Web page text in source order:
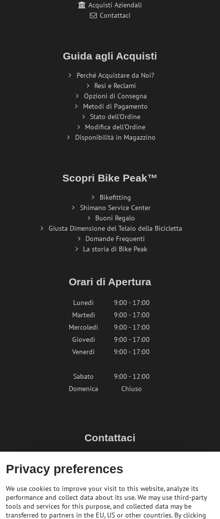
Acquisti Aziendali
Contattaci
Guida agli Acquisti
Perché Acquistare da Noi?
Resi e Reclami
Opzioni di Consegna
Metodi di Pagamento
Stato dell'Ordine
Modifica dell'Ordine
Disponibilità in Magazzino
Scopri Bike Peak™
Bikefitting
Shimano Service Center
Buoni Regalo
Giusta Dimensione del Telaio della Bicicletta
Domande Frequenti
La storia di Bike Peak
Orari di Apertura
Lunedì
9:00 - 17:00
Martedì
9:00 - 17:00
Mercoledì
9:00 - 17:00
Giovedì
9:00 - 17:00
Venerdì
9:00 - 17:00
Sabato
9:00 - 12:00
Domenica
Chiuso
Contattaci
+436764858804 (AT)
Privacy preferences
We use cookies to improve your visit to this website, analyze its
performance and collect data about its use. We may use third-party
tools and services for this purpose, and collected data may be
transferred to partners in the EU, US or other countries. By clicking